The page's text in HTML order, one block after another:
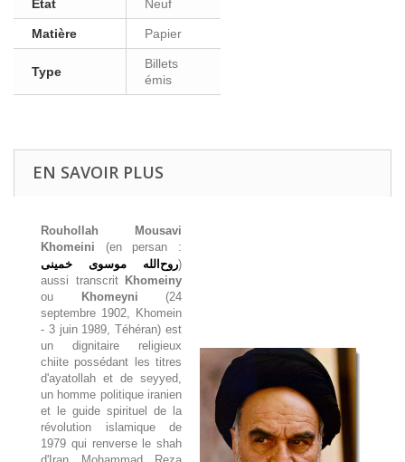
Etat Neuf
Matière Papier
Type
Billets
émis
EN SAVOIR PLUS
Rouhollah Mousavi
Khomeini (en persan :
روح‌الله موسوی خمینی)
aussi transcrit Khomeiny
ou
Khomeyni (24
septembre 1902, Khomein
- 3 juin 1989, Téhéran) est
un dignitaire religieux
chiite possédant les titres
d'ayatollah et de seyyed,
un homme politique iranien
et le guide spirituel de la
révolution islamique de
1979 qui renverse le shah